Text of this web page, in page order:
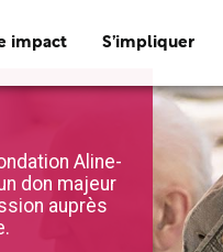
impact S’impliquer
Aline-
don majeur
auprès